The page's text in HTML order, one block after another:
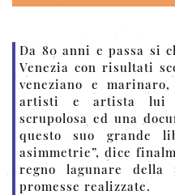
Da 80 anni e passa si
Venezia con risultati
veneziano e
artisti e artista lui
scrupolosa ed una
questo suo grande
asimmetrie”, dice
regno lagunare della
promesse realizzate.